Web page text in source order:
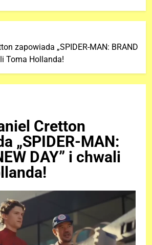
zapowiada „SPIDER-MAN: BRAND
Toma Hollanda!
Cretton
„SPIDER-MAN:
DAY” i chwali